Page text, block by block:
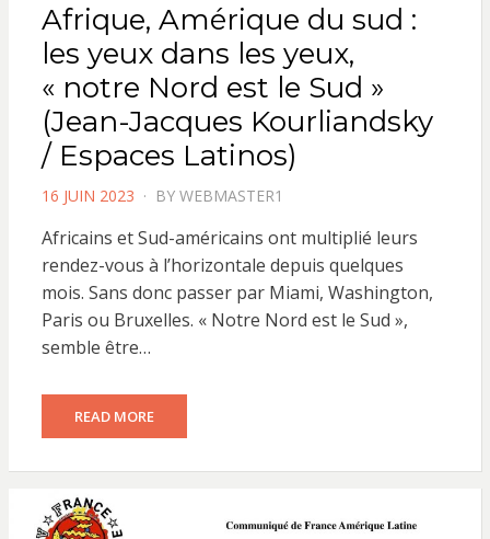
Afrique, Amérique du sud :
les yeux dans les yeux,
« notre Nord est le Sud »
(Jean-Jacques Kourliandsky
/ Espaces Latinos)
POSTED
16 JUIN 2023 BY WEBMASTER1
Africains et Sud-américains ont multiplié leurs
rendez-vous à l’horizontale depuis quelques
mois. Sans donc passer par Miami, Washington,
Paris ou Bruxelles. « Notre Nord est le Sud »,
semble être…
READ MORE